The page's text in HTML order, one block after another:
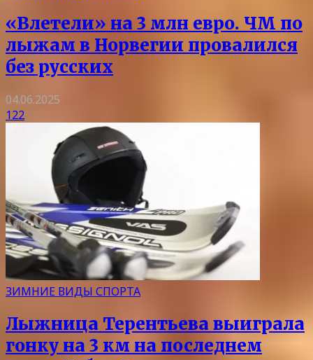
«Влетели» на 3 млн евро. ЧМ по
лыжам в Норвегии провалился
без русских
04.06.2025
122
ЗИМНИЕ ВИДЫ СПОРТА
Лыжница Терентьева выиграла
гонку на 3 км на последнем